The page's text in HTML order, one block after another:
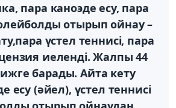
пара каноэде есу, пара
отырып ойнау –
үстел теннисі, пара
иеленді. Жалпы 44
барады. Айта кету
есу (әйел), үстел теннисі